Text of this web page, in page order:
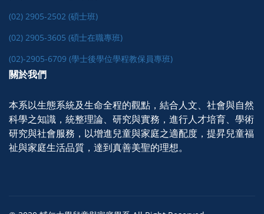
(02) 2905-2502 (碩士班)
(02) 2905-3605 (碩士在職專班)
(02)-2905-6709 (學士後學位學程教保員專班)
關於我們
本系以生態系統及生命全程的觀點，結合人文、社會與自然
科學之知識，統整理論、研究與實務，進行人才培育、學術
研究與社會服務，以增進兒童與家庭之適配度，提昇兒童福
祉與家庭生活品質，達到真善美聖的理想。